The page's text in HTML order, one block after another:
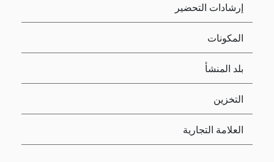
إرشادات التحضير
المكونات
بلد المنشأ
التخزين
العلامة التجارية